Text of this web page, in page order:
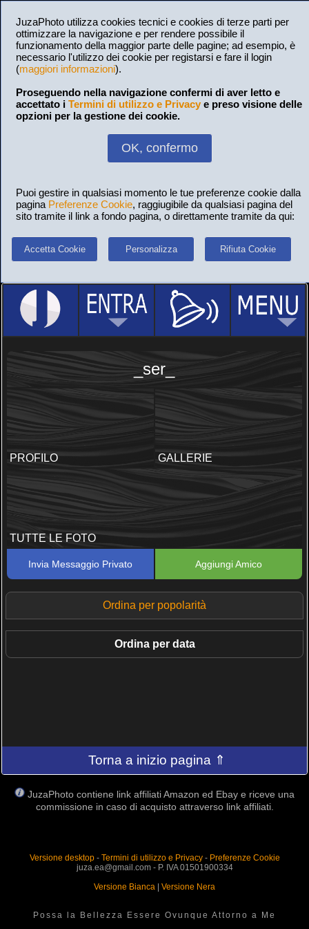
JuzaPhoto utilizza cookies tecnici e cookies di terze parti per
ottimizzare la navigazione e per rendere possibile il
funzionamento della maggior parte delle pagine; ad esempio, è
necessario l'utilizzo dei cookie per registarsi e fare il login
(maggiori informazioni).
Proseguendo nella navigazione confermi di aver letto e
accettato i Termini di utilizzo e Privacy e preso visione delle
opzioni per la gestione dei cookie.
OK, confermo
Puoi gestire in qualsiasi momento le tue preferenze cookie dalla
pagina Preferenze Cookie, raggiugibile da qualsiasi pagina del
sito tramite il link a fondo pagina, o direttamente tramite da qui:
Accetta Cookie Personalizza Rifiuta Cookie
_ser_
PROFILO GALLERIE
TUTTE LE FOTO
Invia Messaggio Privato Aggiungi Amico
Ordina per popolarità
Ordina per data
Torna a inizio pagina ⇑
JuzaPhoto contiene link affiliati Amazon ed Ebay e riceve una
commissione in caso di acquisto attraverso link affiliati.
Versione desktop- Termini di utilizzo e Privacy- Preferenze Cookie
juza.ea@gmail.com - P. IVA 01501900334
Versione Bianca
Versione Nera
Possa la Bellezza Essere Ovunque Attorno a Me